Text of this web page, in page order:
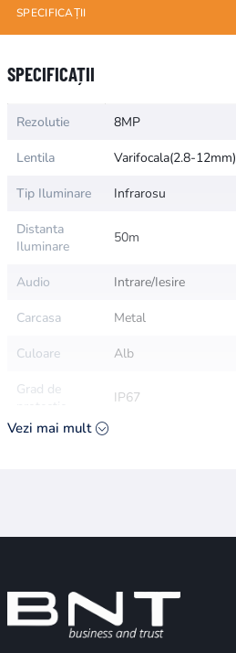
SPECIFICAȚII
SPECIFICAȚII
Numele atributuluiValoarea atributului
Rezolutie 8MP
Lentila Varifocala(2.8-12mm)
Tip Iluminare Infrarosu
Distanta
Iluminare
50m
Audio Intrare/Iesire
Carcasa Metal
Culoare Alb
Grad de
IP67
Vezi mai mult